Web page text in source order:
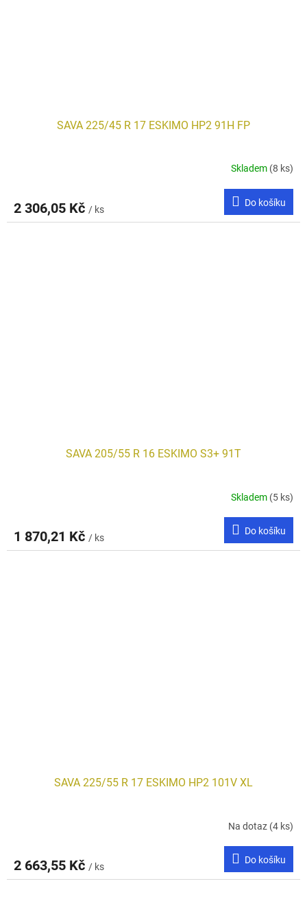
SAVA 225/45 R 17 ESKIMO HP2 91H FP
Skladem (8 ks)
2 306,05 Kč / ks
Do košíku
SAVA 205/55 R 16 ESKIMO S3+ 91T
Skladem (5 ks)
1 870,21 Kč / ks
Do košíku
SAVA 225/55 R 17 ESKIMO HP2 101V XL
Na dotaz (4 ks)
2 663,55 Kč / ks
Do košíku